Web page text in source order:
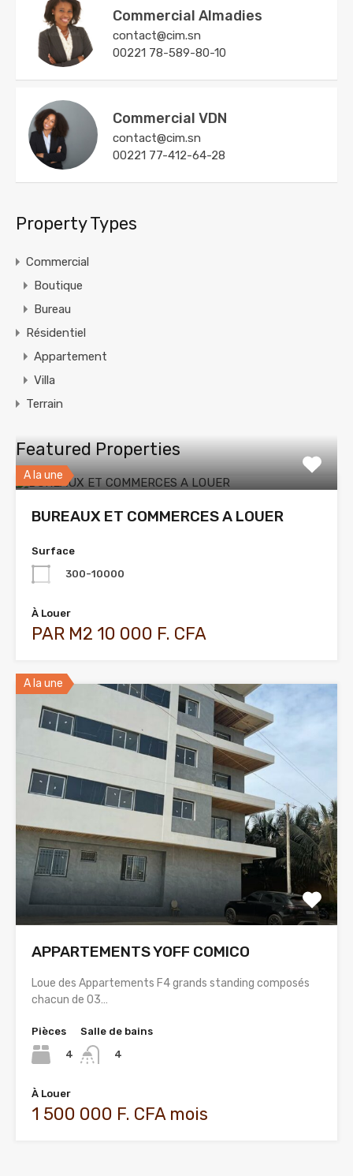
Commercial Almadies
contact@cim.sn
00221 78-589-80-10
Commercial VDN
contact@cim.sn
00221 77-412-64-28
Property Types
Commercial
Boutique
Bureau
Résidentiel
Appartement
Villa
Terrain
Featured Properties
A la une
BUREAUX ET COMMERCES A LOUER
Surface
300-10000
À Louer
PAR M2 10 000 F. CFA
A la une
APPARTEMENTS YOFF COMICO
Loue des Appartements F4 grands standing composés
chacun de 03…
Pièces
4
Salle de bains
4
À Louer
1 500 000 F. CFA mois